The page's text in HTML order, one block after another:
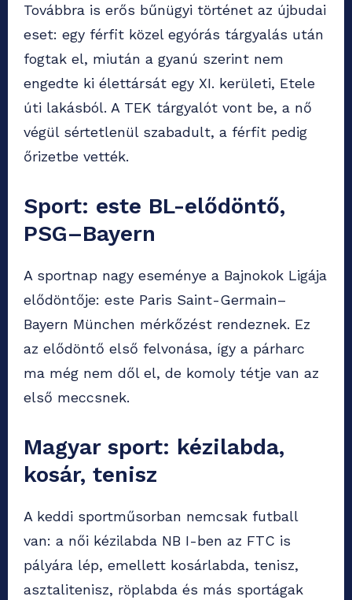
Továbbra is erős bűnügyi történet az újbudai
eset: egy férfit közel egyórás tárgyalás után
fogtak el, miután a gyanú szerint nem
engedte ki élettársát egy XI. kerületi, Etele
úti lakásból. A TEK tárgyalót vont be, a nő
végül sértetlenül szabadult, a férfit pedig
őrizetbe vették.
Sport: este BL-elődöntő,
PSG–Bayern
A sportnap nagy eseménye a Bajnokok Ligája
elődöntője: este Paris Saint-Germain–
Bayern München mérkőzést rendeznek. Ez
az elődöntő első felvonása, így a párharc
ma még nem dől el, de komoly tétje van az
első meccsnek.
Magyar sport: kézilabda,
kosár, tenisz
A keddi sportműsorban nemcsak futball
van: a női kézilabda NB I-ben az FTC is
pályára lép, emellett kosárlabda, tenisz,
asztalitenisz, röplabda és más sportágak